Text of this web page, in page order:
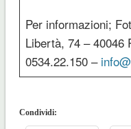
Per informazioni;
Libertà, 74 – 40046
0534.22.150 –
Condividi: